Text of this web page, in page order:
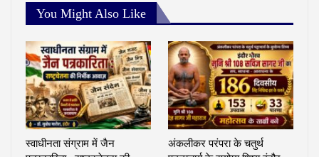
You Might Also Like
स्वाधीनता संग्राम में जैन
अंकलीकर परंपरा के चतुर्थ